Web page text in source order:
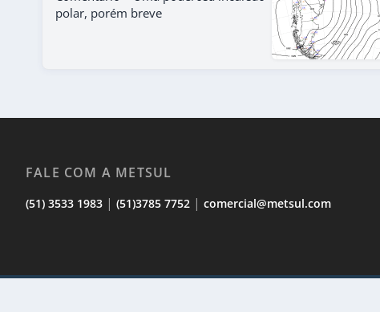
polar, porém breve
FALE COM A METSUL
(51) 3533 1983 | (51)3785 7752 | comercial@metsul.com